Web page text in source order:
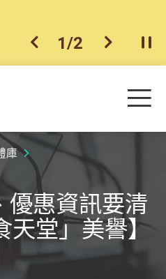
上一個
1/2 下一個開
目
庫
優惠資訊要清
天堂」美譽】